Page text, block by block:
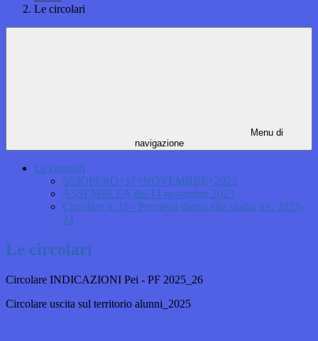
Le circolari
Menu di
navigazione
Le circolari
SCIOPERO+17+NOVEMBRE+2023
ASSEMBLEA del 14 novembre 2023
Circolare n. 16 - Permessi diritto allo studio a.s. 2023-
24
Le circolari
Circolare INDICAZIONI Pei - PF 2025_26
Circolare uscita sul territorio alunni_2025